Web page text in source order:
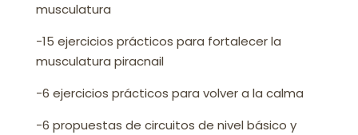
musculatura
-15 ejercicios prácticos para fortalecer la
musculatura piracnail
-6 ejercicios prácticos para volver a la calma
-6 propuestas de circuitos de nivel básico y